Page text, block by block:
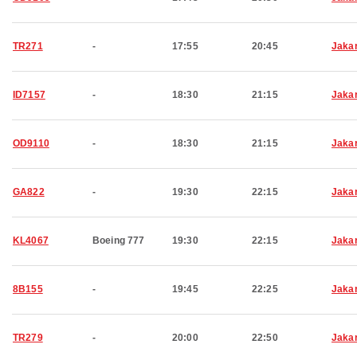
TR271 - 17:55 20:45
ID7157 - 18:30 21:15
OD9110 - 18:30 21:15
GA822 - 19:30 22:15
KL4067 Boeing 777 19:30 22:15
8B155 - 19:45 22:25
TR279 - 20:00 22:50